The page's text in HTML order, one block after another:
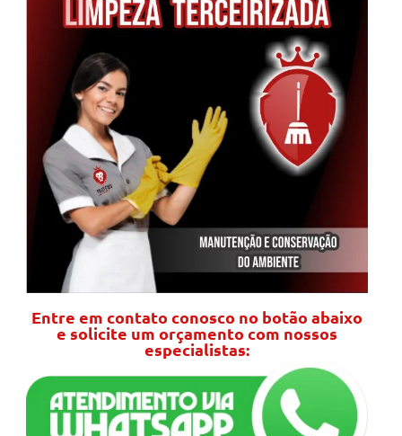
Entre em contato conosco no botão abaixo
e solicite um orçamento com nossos
especialistas: